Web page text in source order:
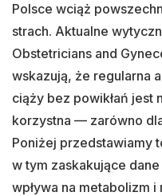
Polsce wciąż
strach. Aktualne
Obstetricians and
wskazują, że regularna
ciąży bez powikłań jest
korzystna — zarówno
Poniżej przedstawiamy
w tym zaskakujące
wpływa na metabolizm i